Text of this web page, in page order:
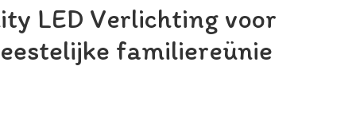
LED Verlichting voor
familiereünie